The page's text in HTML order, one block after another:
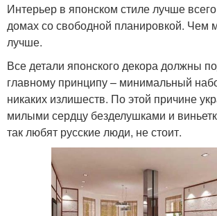
Интерьер в японском стиле лучше
домах со свободной планировкой. Чем
лучше.
Все детали японского декора должны
главному принципу – минимальный
никаких излишеств. По этой причине
милыми сердцу безделушками и
так любят русские люди, не стоит.